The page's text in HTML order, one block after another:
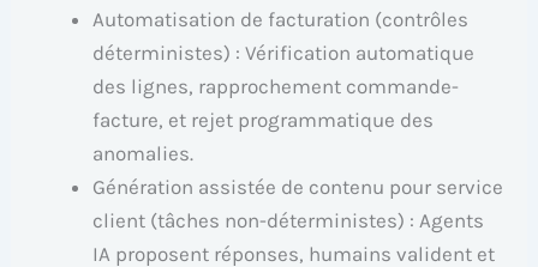
Automatisation de facturation (contrôles
déterministes) : Vérification automatique
des lignes, rapprochement commande-
facture, et rejet programmatique des
anomalies.
Génération assistée de contenu pour service
client (tâches non-déterministes) : Agents
IA proposent réponses, humains valident et